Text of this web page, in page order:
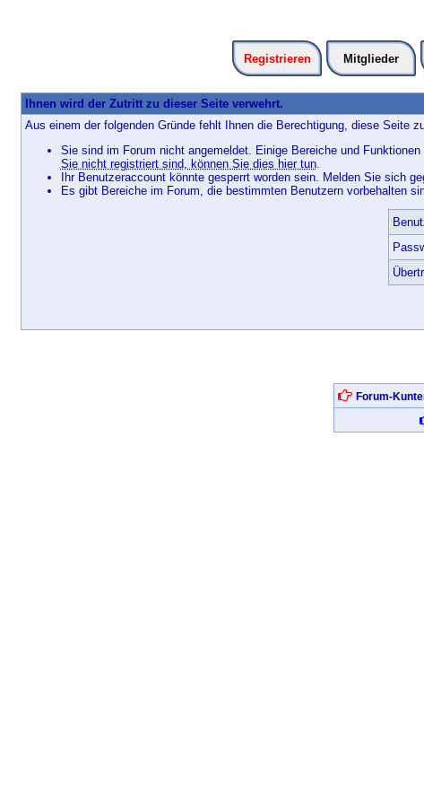
Registrieren Mitglieder
Ihnen wird der Zutritt zu dieser Seite verwehrt.
Aus einem der folgenden Gründe fehlt Ihnen die Berechtigung, diese Seite
Sie sind im Forum nicht angemeldet. Einige Bereiche und
Sie nicht registriert sind, können Sie dies hier tun.
Ihr Benutzeraccount könnte gesperrt worden sein. Melden Sie sich
Es gibt Bereiche im Forum, die bestimmten Benutzern vorbehalten
Forum-